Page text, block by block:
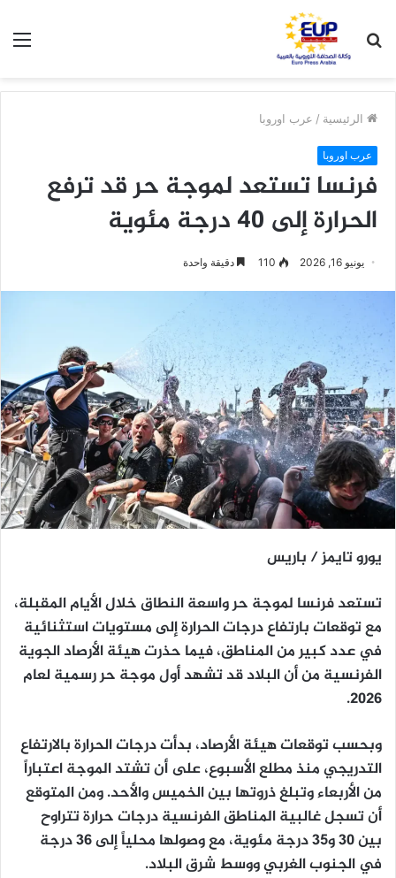
عن
الرئيسية / عرب اوروبا
عرب اوروبا
فرنسا تستعد لموجة حر قد ترفع
الحرارة إلى 40 درجة مئوية
يونيو 16, 2026 110 دقيقة واحدة
يورو تايمز / باريس
تستعد فرنسا لموجة حر واسعة النطاق خلال الأيام المقبلة،
مع توقعات بارتفاع درجات الحرارة إلى مستويات استثنائية
في عدد كبير من المناطق، فيما حذرت هيئة الأرصاد الجوية
الفرنسية من أن البلاد قد تشهد أول موجة حر رسمية لعام
2026.
وبحسب توقعات هيئة الأرصاد، بدأت درجات الحرارة بالارتفاع
التدريجي منذ مطلع الأسبوع، على أن تشتد الموجة اعتباراً
من الأربعاء وتبلغ ذروتها بين الخميس والأحد. ومن المتوقع
أن تسجل غالبية المناطق الفرنسية درجات حرارة تتراوح
بين 30 و35 درجة مئوية، مع وصولها محلياً إلى 36 درجة
في الجنوب الغربي ووسط شرق البلاد.